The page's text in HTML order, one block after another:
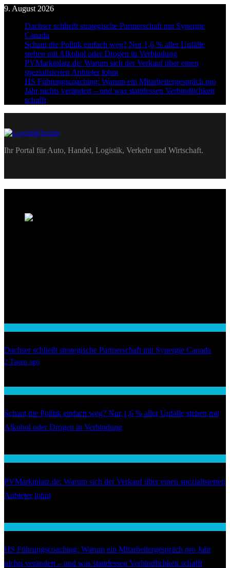
Skip
content
9. August 2026
Dachser schließt strategische Partnerschaft mit Synergie
Canada
Schaut die Politik einfach weg? Nur 1,6 % aller Unfälle
stehen mit Alkohol oder Drogen in Verbindung
PVMarktplatz.de: Warum sich der Verkauf über einen
spezialisierten Anbieter lohnt
HS Führungscoaching: Warum ein Mitarbeitergespräch pro
Jahr nichts verändert – und was stattdessen Verbindlichkeit
schafft
Logistik|Inside
Ihr Portal für Auto, Handel, Logistik, Verkehr und Wirtschaft.
Dachser schließt strategische Partnerschaft mit Synergie Canada
2 Tagen ago
Schaut die Politik einfach weg? Nur 1,6 % aller Unfälle stehen mit
Alkohol oder Drogen in Verbindung
PVMarktplatz.de: Warum sich der Verkauf über einen spezialisierten
Anbieter lohnt
HS Führungscoaching: Warum ein Mitarbeitergespräch pro Jahr
nichts verändert – und was stattdessen Verbindlichkeit schafft